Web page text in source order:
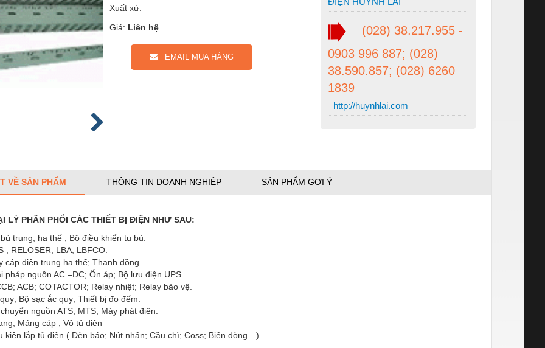
Xuất xứ:
Giá: Liên hệ
EMAIL MUA HÀNG
(028) 38.217.955 -
0903 996 887; (028)
38.590.857; (028) 6260
1839
http://huynhlai.com
VỀ SẢN PHẨM THÔNG TIN DOANH NGHIỆP SẢN PHẨM GỢI Ý
LÝ PHÂN PHỐI CÁC THIẾT BỊ ĐIỆN NHƯ SAU:
trung, hạ thế ; Bộ điều khiển tụ bù.
; RELOSER; LBA; LBFCO.
cáp điện trung hạ thế; Thanh đồng
pháp nguồn AC –DC; Ổn áp; Bộ lưu điện UPS .
ACB; COTACTOR; Relay nhiệt; Relay bảo vệ.
Bộ sạc ắc quy; Thiết bị đo đếm.
nguồn ATS; MTS; Máy phát điện.
Máng cáp ; Vỏ tủ điện
kiện lắp tủ điện ( Đèn báo; Nút nhấn; Cầu chì; Coss; Biến dòng…)